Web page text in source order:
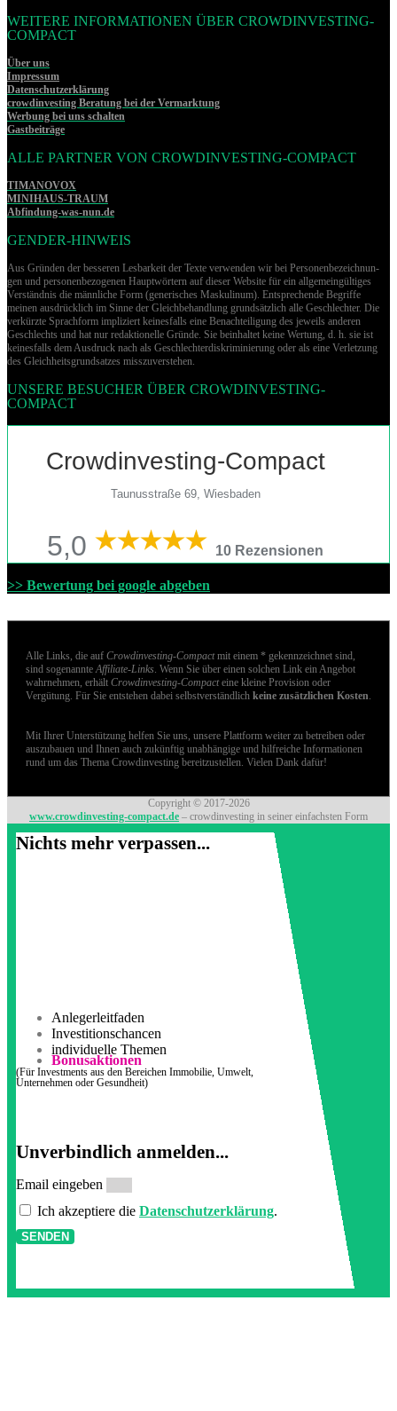
WEITERE INFORMATIONEN ÜBER CROWDINVESTING-
COMPACT
Über uns
Impressum
Datenschutzerklärung
crowdinvesting Beratung bei der Vermarktung
Werbung bei uns schalten
Gastbeiträge
ALLE PARTNER VON CROWDINVESTING-COMPACT
TIMANOVOX
MINIHAUS-TRAUM
Abfindung-was-nun.de
GENDER-HINWEIS
Aus Gründen der besseren Lesbarkeit der Texte verwenden wir bei Per­so­nen­be­zeich­nun­
gen und per­so­nen­be­zo­ge­nen Hauptwörtern auf dieser Website für ein allgemeingültiges
Verständnis die männliche Form (generisches Maskulinum). Entsprechende Begriffe
meinen ausdrücklich im Sinne der Gleichbehandlung grund­sätz­lich alle Geschlechter. Die
verkürzte Sprachform impliziert keinesfalls eine Benachteiligung des jeweils anderen
Geschlechts und hat nur redaktionelle Gründe. Sie beinhaltet keine Wertung, d. h. sie ist
keinesfalls dem Ausdruck nach als Geschlechterdiskriminierung oder als eine Verletzung
des Gleich­heits­grund­sat­zes misszuverstehen.
UNSERE BESUCHER ÜBER CROWDINVESTING-
COMPACT
Crowdinvesting-Compact
Taunusstraße 69, Wiesbaden
5,0 10 Rezensionen
>> Bewertung bei google abgeben
Alle Links, die auf Crowdinvesting-Compactmit einem * gekennzeichnet sind,
sind sogenannteAffiliate-Links. Wenn Sie über einen solchen Link ein Angebot
wahrnehmen, erhält Crowdinvesting-Compacteine kleine Provision oder
Vergütung. Für Sie entstehen dabei selbstverständlich keine zusätzlichen Kosten.
Mit Ihrer Unterstützung helfen Sie uns, unsere Plattform weiter zu betreiben oder
auszubauen und Ihnen auch zukünftig unabhängige und hilfreiche Informationen
rund um das Thema Crowdinvesting bereitzustellen. Vielen Dank dafür!
Copyright © 2017-2026
www.crowdinvesting-compact.de – crowdinvesting in seiner einfachsten Form
Nichts mehr verpassen...
Anlegerleitfaden
Investitionschancen
individuelle Themen
Bonusaktionen
(Für Investments aus den Bereichen Immobilie, Umwelt,
Unternehmen oder Gesundheit)
Unverbindlich anmelden...
Email eingeben
Ich akzeptiere die Datenschutzerklärung.
SENDEN